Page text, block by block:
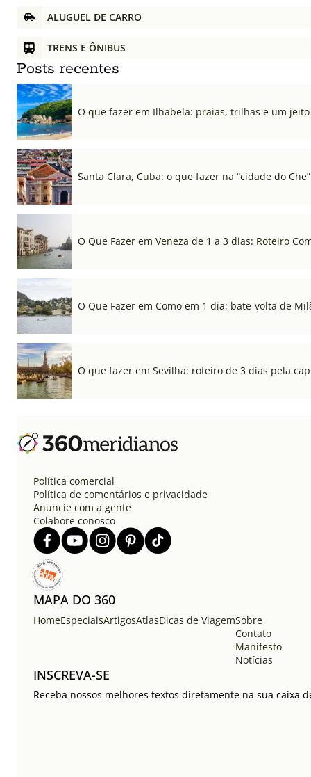
ALUGUEL DE CARRO
TRENS E ÔNIBUS
Posts recentes
O que fazer em Ilhabela: praias, trilhas e um
Santa Clara, Cuba: o que fazer na “cidade do Che”
O Que Fazer em Veneza de 1 a 3 dias: Roteiro
O Que Fazer em Como em 1 dia: bate-volta de
O que fazer em Sevilha: roteiro de 3 dias pela
Política comercial
Política de comentários e privacidade
Anuncie com a gente
Colabore conosco
MAPA DO 360
HomeEspeciaisArtigosAtlasDicas de ViagemSobre
Contato
Manifesto
Notícias
INSCREVA-SE
Receba nossos melhores textos diretamente na sua caixa